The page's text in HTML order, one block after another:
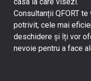
Consultanții QFORT
potrivit, cele mai
deschidere și îți vor
nevoie pentru a face